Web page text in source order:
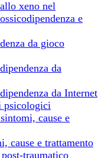
xeno nel
e
da gioco
da
da Internet
psicologici
cause e
cause e trattamento
traumatico